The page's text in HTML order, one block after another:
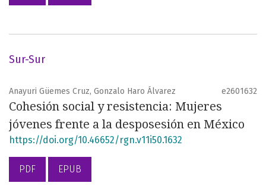
Sur-Sur
Anayuri Güemes Cruz, Gonzalo Haro Álvarez e2601632
Cohesión social y resistencia: Mujeres
jóvenes frente a la desposesión en México
https://doi.org/10.46652/rgn.v11i50.1632
PDF EPUB